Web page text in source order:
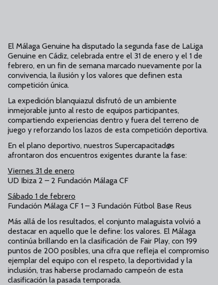
El Málaga Genuine ha disputado la segunda fase de LaLiga
Genuine en Cádiz, celebrada entre el 31 de enero y el 1 de
febrero, en un fin de semana marcado nuevamente por la
convivencia, la ilusión y los valores que definen esta
competición única.
La expedición blanquiazul disfrutó de un ambiente
inmejorable junto al resto de equipos participantes,
compartiendo experiencias dentro y fuera del terreno de
juego y reforzando los lazos de esta competición deportiva.
En el plano deportivo, nuestros Supercapacitad@s
afrontaron dos encuentros exigentes durante la fase:
Viernes 31 de enero
UD Ibiza 2 – 2 Fundación Málaga CF
Sábado 1 de febrero
Fundación Málaga CF 1 – 3 Fundación Fútbol Base Reus
Más allá de los resultados, el conjunto malaguista volvió a
destacar en aquello que le define: los valores. El Málaga
continúa brillando en la clasificación de Fair Play, con 199
puntos de 200 posibles, una cifra que refleja el compromiso
ejemplar del equipo con el respeto, la deportividad y la
inclusión, tras haberse proclamado campeón de esta
clasificación la pasada temporada.